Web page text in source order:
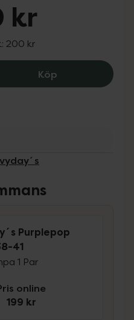
kr
200 kr
KöpSavvyday´s
Purplepop
41
1 Par
online
199 kr